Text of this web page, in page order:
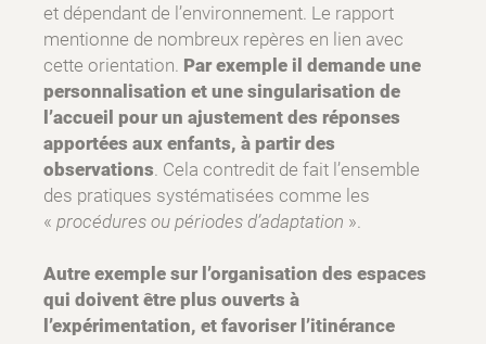
et dépendant de l’environnement. Le rapport
mentionne de nombreux repères en lien avec
cette orientation. Par exemple il demande une
personnalisation et une singularisation de
l’accueil pour un ajustement des réponses
apportées aux enfants, à partir des
observations. Cela contredit de fait l’ensemble
des pratiques systématisées comme les
« procédures ou périodes d’adaptation ».
Autre exemple sur l’organisation des espaces
qui doivent être plus ouverts à
l’expérimentation, et favoriser l’itinérance